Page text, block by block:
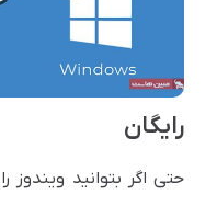
رایگان
حتی اگر بتوانید